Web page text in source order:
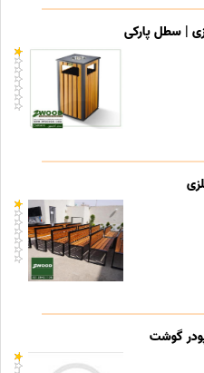
| سطل پارکی
گوشت